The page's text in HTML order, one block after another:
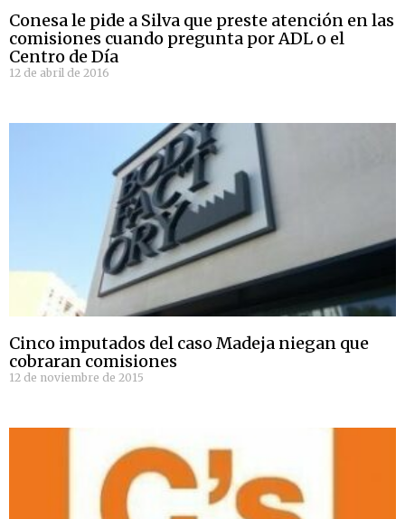
Conesa le pide a Silva que preste atención en las
comisiones cuando pregunta por ADL o el
Centro de Día
12 de abril de 2016
Cinco imputados del caso Madeja niegan que
cobraran comisiones
12 de noviembre de 2015